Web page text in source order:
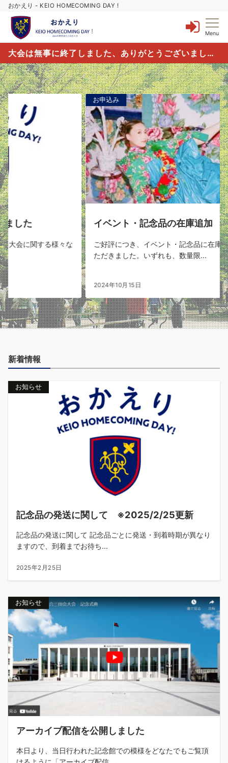
おかえり - KEIO HOMECOMING DAY !
Menu
大会は無事に終了しました、ありがとうございました。
様々な
イベント・記念品の在庫追加
ご好評につき、イベント・記念品に在庫を追加させてい
ただきました。いずれも、数量限...
2024年10月15日
新着情報
お知らせ
記念品の発送に関して ※2025/2/25更新
記念品の発送に関して 記念品ごとに発送・到着時期が異なり
ますので、到着までお待ち...
2025年2月25日
お知らせ
アーカイブ配信を公開しました
本日より、当日行われた記念館での模様をどなたでもご覧頂